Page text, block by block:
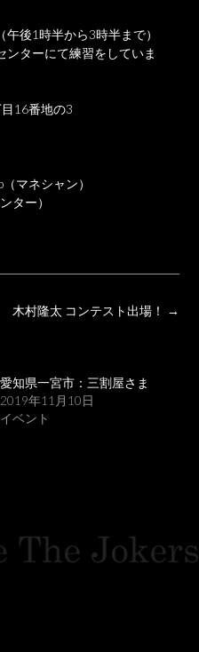
後1時半から3時半まで）
ターにて練習をしていま
16番地の3
（マネシャン）
ター）
木村隆太 コンテスト出場！ →
愛知県一宮市：三割屋さま
2019年11月10日
イベント